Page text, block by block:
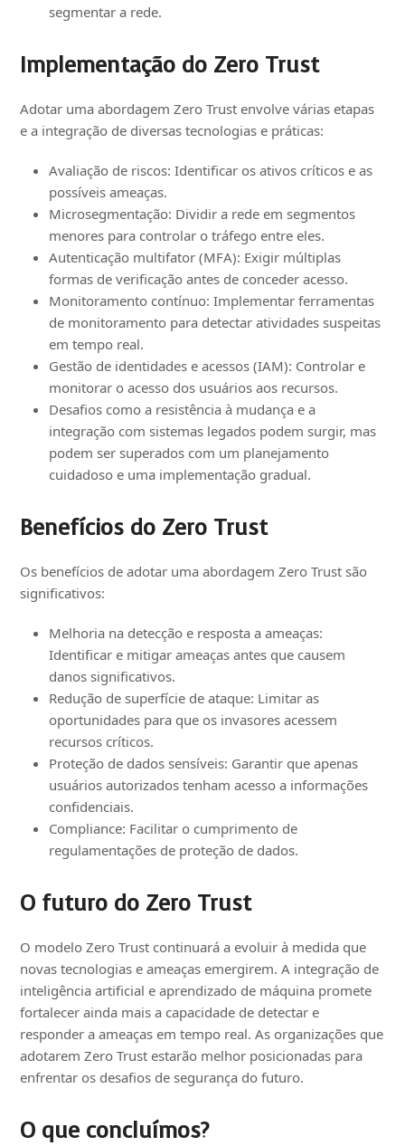
segmentar a rede.
Implementação do Zero Trust
Adotar uma abordagem Zero Trust envolve várias etapas
e a integração de diversas tecnologias e práticas:
Avaliação de riscos: Identificar os ativos críticos e as
possíveis ameaças.
Microsegmentação: Dividir a rede em segmentos
menores para controlar o tráfego entre eles.
Autenticação multifator (MFA): Exigir múltiplas
formas de verificação antes de conceder acesso.
Monitoramento contínuo: Implementar ferramentas
de monitoramento para detectar atividades suspeitas
em tempo real.
Gestão de identidades e acessos (IAM): Controlar e
monitorar o acesso dos usuários aos recursos.
Desafios como a resistência à mudança e a
integração com sistemas legados podem surgir, mas
podem ser superados com um planejamento
cuidadoso e uma implementação gradual.
Benefícios do Zero Trust
Os benefícios de adotar uma abordagem Zero Trust são
significativos:
Melhoria na detecção e resposta a ameaças:
Identificar e mitigar ameaças antes que causem
danos significativos.
Redução de superfície de ataque: Limitar as
oportunidades para que os invasores acessem
recursos críticos.
Proteção de dados sensíveis: Garantir que apenas
usuários autorizados tenham acesso a informações
confidenciais.
Compliance: Facilitar o cumprimento de
regulamentações de proteção de dados.
O futuro do Zero Trust
O modelo Zero Trust continuará a evoluir à medida que
novas tecnologias e ameaças emergirem. A integração de
inteligência artificial e aprendizado de máquina promete
fortalecer ainda mais a capacidade de detectar e
responder a ameaças em tempo real. As organizações que
adotarem Zero Trust estarão melhor posicionadas para
enfrentar os desafios de segurança do futuro.
O que concluímos?